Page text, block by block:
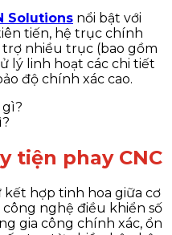
Solutions nổi bật với
tiến, hệ trục chính
nhiều trục (bao gồm
lý linh hoạt các chi tiết
độ chính xác cao.
tiện phay CNC
kết hợp tinh hoa giữa cơ
nghệ điều khiển số
gia công chính xác, ổn